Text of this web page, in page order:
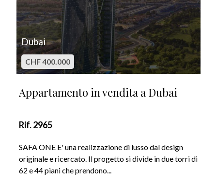
Dubai
CHF 400.000
Appartamento in vendita a Dubai
Rif. 2965
SAFA ONE E' una realizzazione di lusso dal design
originale e ricercato. Il progetto si divide in due torri di
62 e 44 piani che prendono...